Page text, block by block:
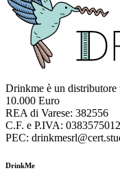
Drinkme è un
10.000 Euro
REA di Varese: 382556
C.F. e P.IVA:
PEC:
DrinkMe